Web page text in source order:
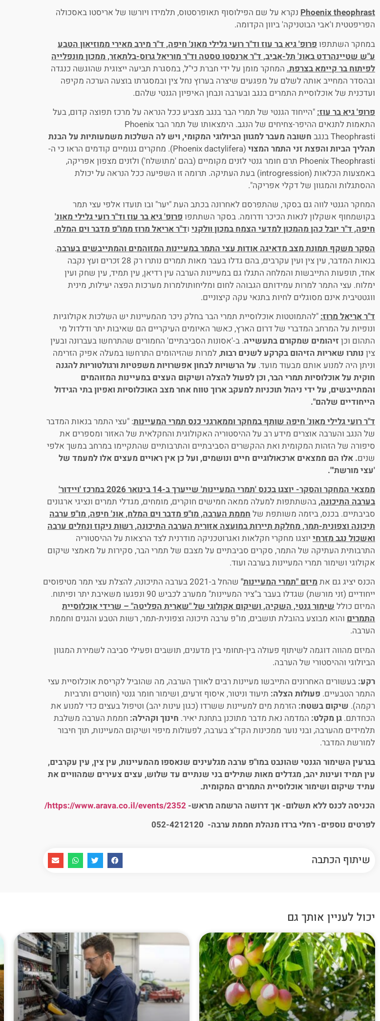
Phoenix theophrast נקרא על שם הפילוסוף תאופרסטוס, תלמידו ויורשו של אריסטו באסכולה
הפריפטטית ו'אבי הבוטניקה' ביוון הקדומה.
במחקר השתתפו פרופ' גיא בר עוז וד"ר רועי גלילי מאונ' חיפה, ד"ר מירב מאירי ממוזיאון הטבע
ע"ש שטיינהרדט באונ' תל-אביב, ד"ר ארנסטו טסטה וד"ר מוריאל גרוס-בלתאזר, ממכון מונפלייה
לפיתוח בר קיימא בצרפת. המחקר מומן על ידי חברת כי"ל, במסגרת תביעה ייצוגית שהוגשה כנגדה
ובהסדר המחייב אותה לשלם על מפגעים שיצרה בערוץ נחל צין ובמסגרתו בוצעה הערכה מקיפה
ועדכנית של אוכלוסיית התמרים בנגב ובערבה ונבחן האיפיון הגנטי שלהם.
פרופ' גיא בר עוז:"הייחוד הגנטי של תמרי הבר בנגב מצביע ככל הנראה על מרכז תפוצה קדום, בעל
התאמות לתנאים ההיפר-צחיחים של הנגב. הימצאותו של תמר הבר Phoenix
Theophrasti בנגב
חשובה מעבר למגוון הביולוגי המקומי, ויש לה השלכות משמעותיות על הבנת
תהליך הביות והפצת זני התמר המצוי
(Phoenix dactylifera). מחקרים גנומיים קודמים הראו כי ה-
Phoenix Theophrasti תרם חומר גנטי לזנים מקומיים (בהם 'מתושלח') ולזנים מצפון אפריקה,
באמצעות הכלאות (introgression) בעת העתיקה. תרומה זו השפיעה ככל הנראה על יכולת
ההסתגלות והמגוון של דקלי אפריקה".
המחקר הגנטי לווה גם בסקר, שהתפרסם לאחרונה בכתב העת "יער" ובו תועדו אלפי עצי תמר
בקושמחוף אשקלון לנאות הכיכר ודרומה. בסקר השתתפו פרופ' גיא בר עוז וד"ר רועי גלילי מאונ'
חיפה, ד"ר יובל כהן מהמכון למדעי הצמח במכון וולקני וד"ר אריאל מרוז ממו"פ מדבר וים המלח.
הסקר משקף תמונת מצב מדאיגה אודות עצי התמר במעיינות המזוהמים והמתייבשים בערבה.
בנאות המדבר, עין צין ועין עקרבים, בהם גדלו בעבר מאות תמרים נותרו רק 28 זכרים ועץ נקבה
אחד, תופעות התייבשות והמלחה התגלו גם במעיינות הערבה עין רדיאן, עין תמיד, עין שחק ועין
ימלוח. עצי התמר למרות עמידותם הגבוהה לחום ומליחותולמרות מערכות הפצה יעילות, מינית
ווגטטיבית אינם מסוגלים לחיות בתנאי עקה קיצוניים.
ד"ר אריאל מרוז:"להתמוטטות אוכלוסיית תמרי הבר בחלק ניכר מהמעיינות יש השלכות אקולוגיות
ונופיות על המרחב המדברי של דרום הארץ, כאשר האיומים העיקריים הם שאיבות יתר ודלדול מי
התהום וכן זיהומים שמקורם בתעשייה. ב-'אסונות הסביבתיים' החמורים שהתרחשו בעברונה ובעין
צין נותרו שאריות הזיהום בקרקע לשנים רבות, למרות שהזיהומים התרחשו במעלה אפיק הזרימה
וניתן היה למנוע אותם מבעוד מועד. על הרשויות לבחון אפשרויות משפטיות ורגולטוריות להגנה
חוקית על אוכלוסיות תמרי הבר, וכן לפעול להצלה ושיקום העצים במעיינות המזוהמים
והמתייבשים, על ידי ניהול תוכניות למעקב ארוך טווח אחר מצב האוכלוסיות ואפיון בתי הגידול
הייחודיים שלהם".
ד"ר רועי גלילי מאונ' חיפה שותף במחקר וממארגני כנס תמרי המעיינות: "עצי התמר בנאות המדבר
של הנגב והערבה אוצרים מידע רב על ההיסטוריה האקולוגית והחקלאית של האזור ומספרים את
סיפורה של הזהות המקומית ואת ההקשרים הסביבתיים והתרבותיים שהתקיימו במרחב במשך אלפי
שנים. אלו הם ממצאים ארכאולוגיים חיים ונושמים, ועל כן אין ראויים מעצים אלו למעמד של
'עצי מורשת'".
ממצאי המחקר והסקר- יוצגו בכנס 'תמרי המעיינות' שייערך ב-14 בינואר 2026 במרכז 'ויידור'
בערבה התיכונה, בהשתתפות למעלה ממאה חמישים חוקרים, מומחים, מגדלי תמרים ונציגי ארגונים
סביבתיים. בכנס, ביזמה משותפת של חממת הערבה, מו"פ מדבר וים המלח, אונ' חיפה, מו"פ ערבה
תיכונה וצפונית-תמר, מחלקת תיירות במועצה אזורית הערבה התיכונה, רשות ניקוז ונחלים ערבה
ואשכול נגב מזרחי יוצגו מחקרי חקלאות ואגרוטכניקה מודרנית לצד הרצאות על ההיסטוריה
התרבותית העתיקה של התמר, סקרים סביבתיים על מצבם של תמרי הבר, סקירות על מאמצי שיקום
אקולוגי ושימור תמרי המעיינות בערבה ועוד.
הכנס יציג גם אתמיזם "תמרי המעיינות"
שהחל ב-2021 בערבה התיכונה, להצלת עצי תמר מטיפוסים
ייחודיים (זני מורשת) שגדלו בעבר ב"ציר המעיינות" ממערב לכביש 90 ונפגעו משאיבת יתר ופיתוח.
המיזם כוללשימור גנטי, השקיה, ושיקום אקולוגי של "שארית הפליטה" – שרידי אוכלוסיית
התמרים והוא מבוצע בהובלת תושבים, מו"פ ערבה תיכונה וצפונית-תמר, רשות הטבע והגנים וחממת
הערבה.
המיזם מהווה דוגמה לשיתוף פעולה בין-תחומי בין מדענים, תושבים ופעילי סביבה לשמירת המגוון
הביולוגי וההיסטורי של הערבה.
רקע: בעשורים האחרונים התייבשו מעיינות רבים לאורך הערבה, מה שהוביל לקריסת אוכלוסיית עצי
התמר הטבעיים. פעולות הצלה: תיעוד וניטור, איסוף זרעים, ושימור חומר גנטי (חוטרים ותרביות
רקמה). שיקום בשטח: הזרמת מים למעיינות ששרדו (כגון עינות יהב) וטיפול בעצים כדי למנוע את
הכחדתם. גן מקלט: המדמה נאת מדבר מתוכנן בתחנת יאיר. חינוך וקהילה: חממת הערבה משלבת
תלמידים מהערבה, ובני נוער ממכינות הקד"צ בערבה, לפעולות מיפוי ושיקום המעיינות, תוך חיבור
למורשת המדבר.
בגרעין השימור הגנטי שהונבט במו"פ ערבה מגלעינים שנאספו מהמעיינות, עין צין, עין עקרבים,
עין תמיד ועינות יהב, מגדלים מאות שתילים בני שנתיים עד שלוש, עצים צעירים שמהוויים את
עתיד שיקום ושימור אוכלוסיית התמרים המקומית.
הכניסה לכנס ללא תשלום- אך דרושה הרשמה מראש- https://www.arava.co.il/events/2352/
לפרטים נוספים- רחלי ברדו מנהלת חממת ערבה- 052-4212120
שיתוף הכתבה
יכול לעניין אותך גם